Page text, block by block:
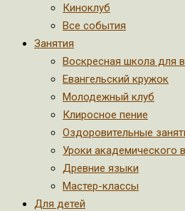
Киноклуб
Все события
Занятия
Воскресная школа для
Евангельский кружок
Молодежный клуб
Клиросное пение
Оздоровительные
Уроки академического
Древние языки
Мастер-классы
Для детей